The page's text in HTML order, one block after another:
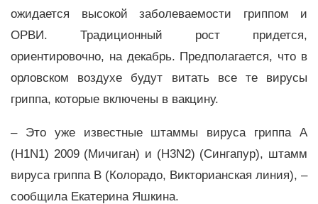
ожидается высокой заболеваемости гриппом и
ОРВИ. Традиционный рост придется,
ориентировочно, на декабрь. Предполагается, что в
орловском воздухе будут витать все те вирусы
гриппа, которые включены в вакцину.
– Это уже известные штаммы вируса гриппа А
(H1N1) 2009 (Мичиган) и (H3N2) (Сингапур), штамм
вируса гриппа B (Колорадо, Викторианская линия), –
сообщила Екатерина Яшкина.